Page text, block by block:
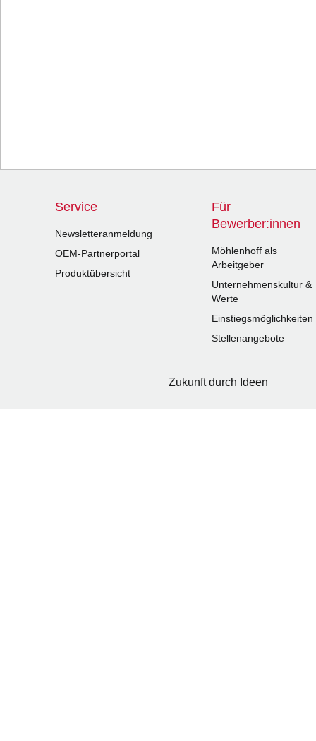
Service
Newsletteranmeldung
OEM-Partnerportal
Produktübersicht
Für
Bewerber:innen
Möhlenhoff als
Arbeitgeber
Unternehmenskultur &
Werte
Einstiegsmöglichkeiten
Stellenangebote
Zukunft durch Ideen